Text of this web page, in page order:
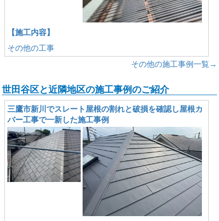
【施工内容】
その他の工事
その他の施工事例一覧→
世田谷区と近隣地区の施工事例のご紹介
三鷹市新川でスレート屋根の割れと破損を確認し屋根カ
バー工事で一新した施工事例